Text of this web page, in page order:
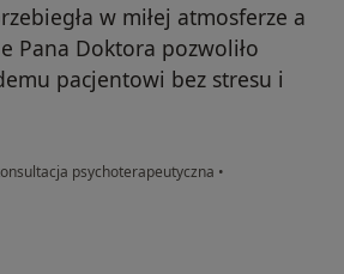
w miłej atmosferze a
Pana Doktora pozwoliło
pacjentowi bez stresu i
psychoterapeutyczna •